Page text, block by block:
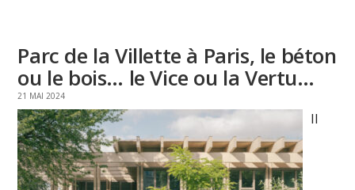
Parc de la Villette à Paris, le béton
ou le bois… le Vice ou la Vertu…
21 MAI 2024
Il